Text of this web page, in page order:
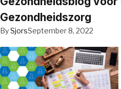
Gezondheidszorg
BySjorsSeptember 8, 2022